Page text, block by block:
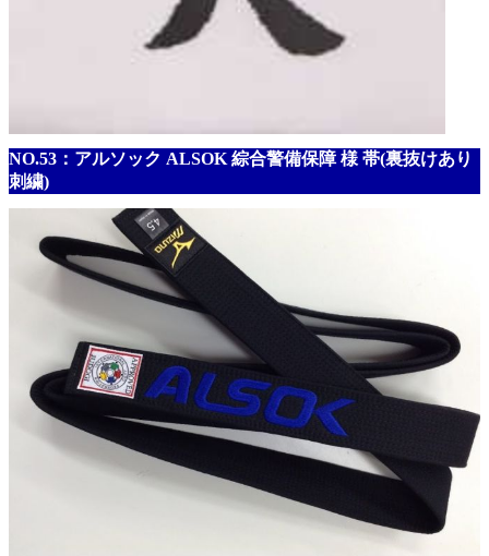
NO.53：アルソック ALSOK 綜合警備保障 様 帯(裏抜けあり
刺繍)